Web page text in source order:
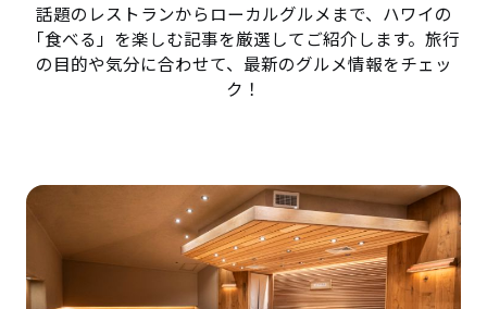
話題のレストランからローカルグルメまで、ハワイの
「食べる」を楽しむ記事を厳選してご紹介します。旅行
の目的や気分に合わせて、最新のグルメ情報をチェッ
ク！